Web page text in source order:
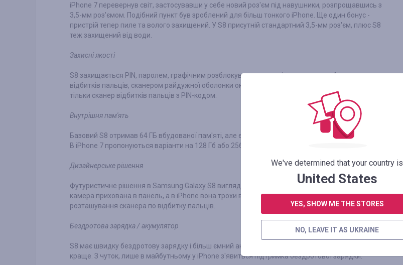
iPhone 7 перевернув світ, застосувавши у себе новий роз'єм під навушники, розпрощавшись з
3,5-мм роз'ємом. Подібний пункт був зроблений для більш тонкого iPhone. Ще один бонус -
пристрій тепер пиле та волого захищений. У S8 присутній стандартний 3,5-мм роз'єм, плюс S8
теж захищений від води.
Захисні якості
S8 захищається PIN, паролем, графічним розблокуванням, розпізнаванням особи, сканером
відбитків пальців, сканером райдужної оболонки ока. iPhone 7 з перерахованого вище має
тільки сканер відбитків пальців з PIN-кодом.
Внутрішня пам'ять
Базовий S8 отримав 64 ГБ вбудованої пам'яті, але є в ньому і слот на карти пам'яті до 256 ГБ.
В iPhone 7 пропонуються варіанти на 128 Гб або 256 ГБ без слотів.
Дизайнерське рішення
Футуристичне рішення в Samsung Galaxy S8 виглядає більш сучасно, ніж в iPhone 7. У S8
камера прихована в панель, а в iPhone вона трохи випирає. У S8 незручним стало
розташування сканера по відбитку пальців.
Бездротова зарядка / акумулятор
S8 має швидку бездротову зарядку і більш ємний акумулятор, проте автономність iPhone 7
краще. З чуток, лише в майбутньому у iPhone з'явиться підтримка бездротової зарядки.
We've determined that your country is
United States
YES, SHOW ME THE STORES
NO, LEAVE IT AS UKRAINE